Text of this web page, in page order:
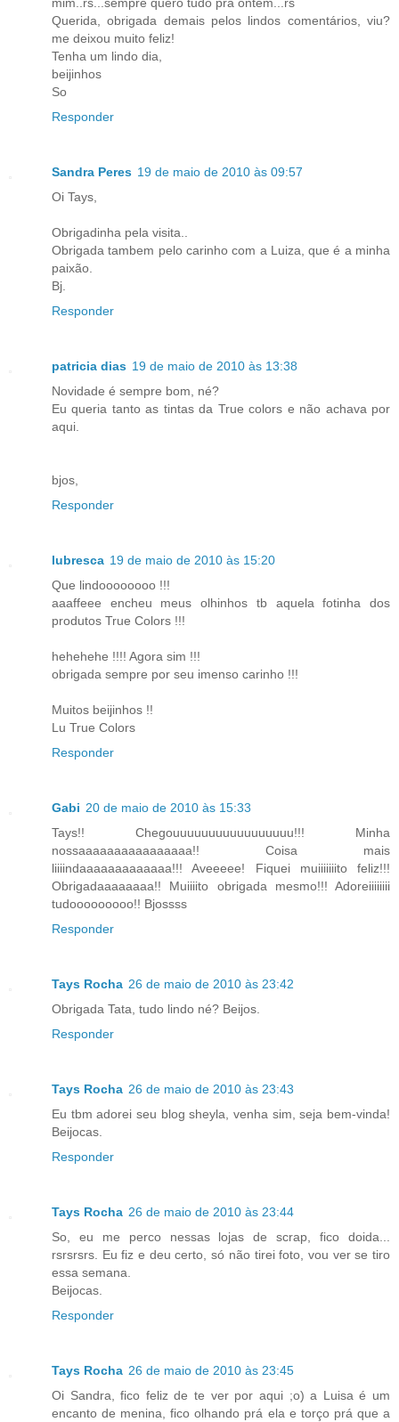
Querida, obrigada demais pelos lindos comentários, viu?
me deixou muito feliz!
Tenha um lindo dia,
beijinhos
So
Responder
Sandra Peres 19 de maio de 2010 às 09:57
Oi Tays,
Obrigadinha pela visita..
Obrigada tambem pelo carinho com a Luiza, que é a minha
paixão.
Bj.
Responder
patricia dias 19 de maio de 2010 às 13:38
Novidade é sempre bom, né?
Eu queria tanto as tintas da True colors e não achava por
aqui.
bjos,
Responder
lubresca 19 de maio de 2010 às 15:20
Que lindoooooooo !!!
aaaffeee encheu meus olhinhos tb aquela fotinha dos
produtos True Colors !!!
hehehehe !!!! Agora sim !!!
obrigada sempre por seu imenso carinho !!!
Muitos beijinhos !!
Lu True Colors
Responder
Gabi 20 de maio de 2010 às 15:33
Tays!! Chegouuuuuuuuuuuuuuuuu!!! Minha
nossaaaaaaaaaaaaaaaa!! Coisa mais
liiiindaaaaaaaaaaaaa!!! Aveeeee! Fiquei muiiiiiiito feliz!!!
Obrigadaaaaaaaa!! Muiiiito obrigada mesmo!!! Adoreiiiiiiii
tudooooooooo!! Bjossss
Responder
Tays Rocha 26 de maio de 2010 às 23:42
Obrigada Tata, tudo lindo né? Beijos.
Responder
Tays Rocha 26 de maio de 2010 às 23:43
Eu tbm adorei seu blog sheyla, venha sim, seja bem-vinda!
Beijocas.
Responder
Tays Rocha 26 de maio de 2010 às 23:44
So, eu me perco nessas lojas de scrap, fico doida...
rsrsrsrs. Eu fiz e deu certo, só não tirei foto, vou ver se tiro
essa semana.
Beijocas.
Responder
Tays Rocha 26 de maio de 2010 às 23:45
Oi Sandra, fico feliz de te ver por aqui ;o) a Luisa é um
encanto de menina, fico olhando prá ela e torço prá que a